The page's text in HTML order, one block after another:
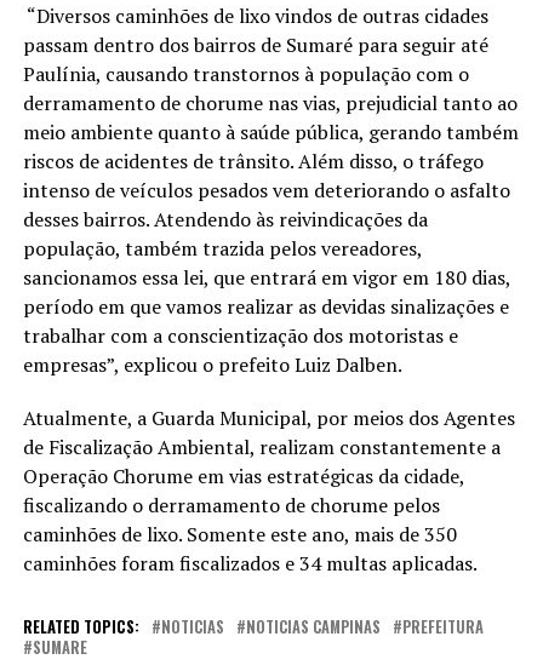
“Diversos caminhões de lixo vindos de outras cidades
passam dentro dos bairros de Sumaré para seguir até
Paulínia, causando transtornos à população com o
derramamento de chorume nas vias, prejudicial tanto ao
meio ambiente quanto à saúde pública, gerando também
riscos de acidentes de trânsito. Além disso, o tráfego
intenso de veículos pesados vem deteriorando o asfalto
desses bairros. Atendendo às reivindicações da
população, também trazida pelos vereadores,
sancionamos essa lei, que entrará em vigor em 180 dias,
período em que vamos realizar as devidas sinalizações e
trabalhar com a conscientização dos motoristas e
empresas”, explicou o prefeito Luiz Dalben.
Atualmente, a Guarda Municipal, por meios dos Agentes
de Fiscalização Ambiental, realizam constantemente a
Operação Chorume em vias estratégicas da cidade,
fiscalizando o derramamento de chorume pelos
caminhões de lixo. Somente este ano, mais de 350
caminhões foram fiscalizados e 34 multas aplicadas.
RELATED TOPICS: NOTICIAS NOTICIAS CAMPINAS
PREFEITURA
SUMARE